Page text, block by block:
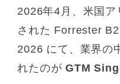
2026年4月、米国
された Forrester
2026 にて、業界の
れたのがGTM